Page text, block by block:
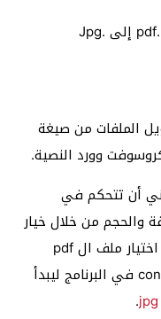
الملفات من صيغة
أن تتحكم في
والحجم من خلال خيار
settings الموجود داخل البرنامج، وعند اختيار ملف ال pdf
المراد تحويله يتم الضغط على زر convert في البرنامج ليبدأ
.